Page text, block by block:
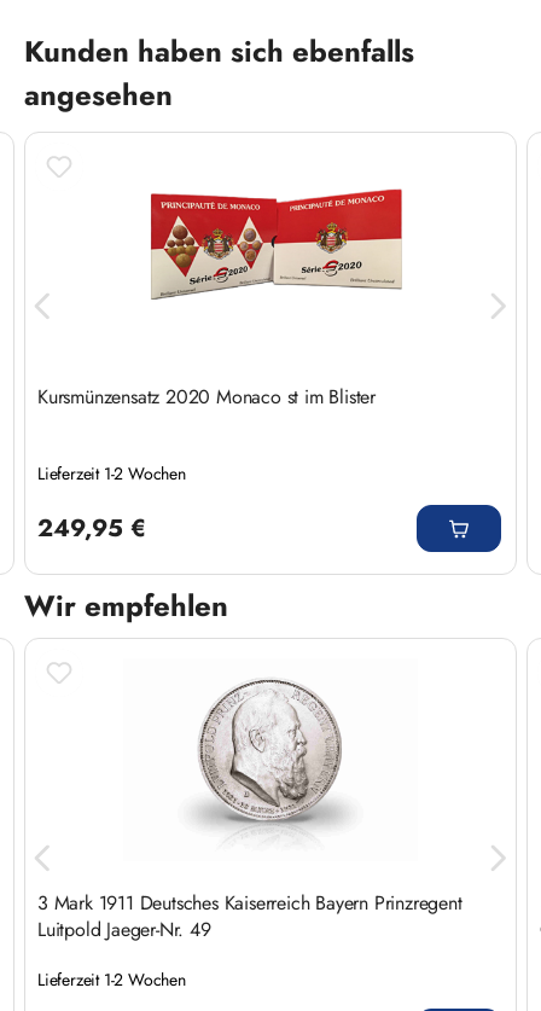
Produktgalerie überspringen
Kunden haben sich ebenfalls
angesehen
Kursmünzensatz 2020 Monaco st im Blister
Lieferzeit 1-2 Wochen
249,95 €
Wir empfehlen
Produktgalerie überspringen
3 Mark 1911 Deutsches Kaiserreich Bayern Prinzregent
Luitpold Jaeger-Nr. 49
Lieferzeit 1-2 Wochen